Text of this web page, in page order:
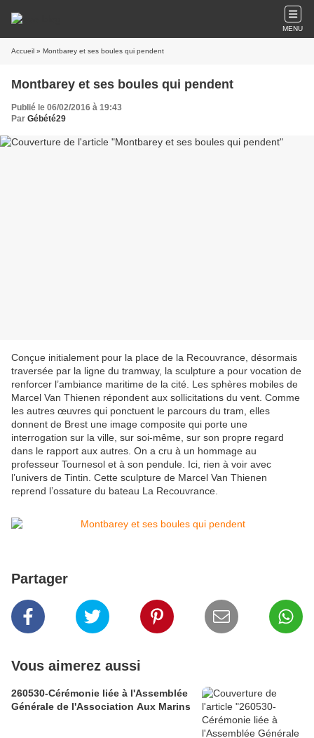
MENU
Accueil » Montbarey et ses boules qui pendent
Montbarey et ses boules qui pendent
Publié le 06/02/2016 à 19:43
Par Gébété29
Conçue initialement pour la place de la Recouvrance, désormais
traversée par la ligne du tramway, la sculpture a pour vocation de
renforcer l’ambiance maritime de la cité. Les sphères mobiles de
Marcel Van Thienen répondent aux sollicitations du vent. Comme
les autres œuvres qui ponctuent le parcours du tram, elles
donnent de Brest une image composite qui porte une
interrogation sur la ville, sur soi-même, sur son propre regard
dans le rapport aux autres. On a cru à un hommage au
professeur Tournesol et à son pendule. Ici, rien à voir avec
l’univers de Tintin. Cette sculpture de Marcel Van Thienen
reprend l’ossature du bateau La Recouvrance.
Partager
Vous aimerez aussi
260530-Cérémonie liée à l'Assemblée
Générale de l'Association Aux Marins